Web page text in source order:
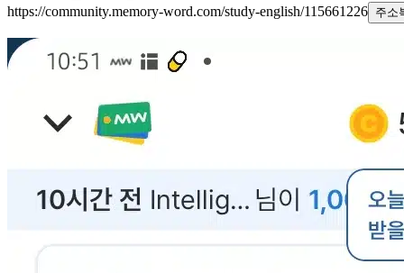
https://community.memory-word.com/study-english/115661226 주소